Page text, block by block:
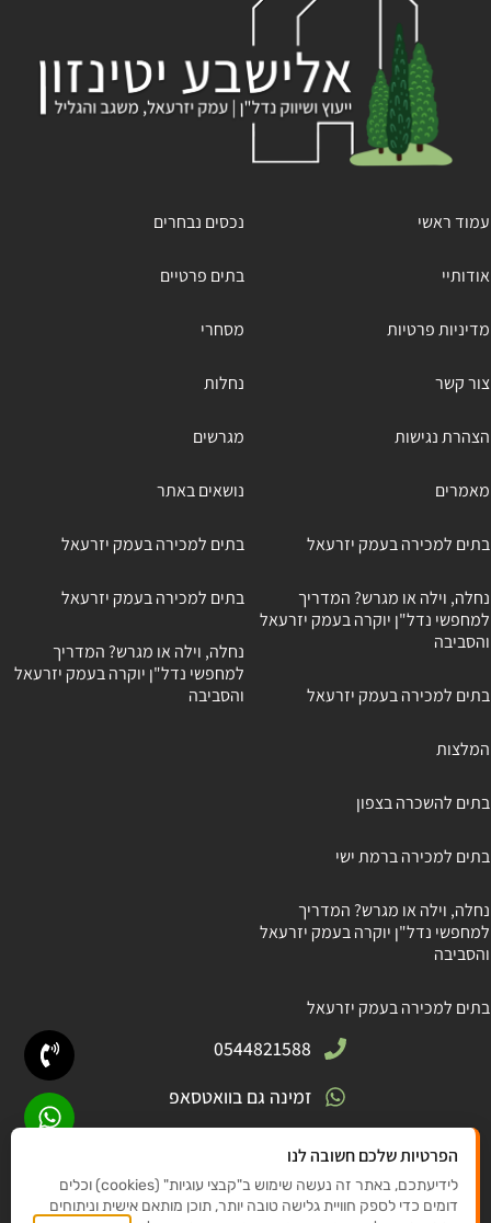
עמוד ראשי
אודותיי
מדיניות פרטיות
צור קשר
הצהרת נגישות
מאמרים
בתים למכירה בעמק יזרעאל
נחלה, וילה או מגרש? המדריך
למחפשי נדל"ן יוקרה בעמק יזרעאל
והסביבה
בתים למכירה בעמק יזרעאל
המלצות
בתים להשכרה בצפון
בתים למכירה ברמת ישי
נחלה, וילה או מגרש? המדריך
למחפשי נדל"ן יוקרה בעמק יזרעאל
והסביבה
בתים למכירה בעמק יזרעאל
נכסים נבחרים
בתים פרטיים
מסחרי
נחלות
מגרשים
נושאים באתר
בתים למכירה בעמק יזרעאל
בתים למכירה בעמק יזרעאל
נחלה, וילה או מגרש? המדריך
למחפשי נדל"ן יוקרה בעמק יזרעאל
והסביבה
0544821588
זמינה גם בוואטסאפ
חניתה 5, גבעת אלה
elishyet@gmail .com
הפרטיות שלכם חשובה לנו
לידיעתכם, באתר זה נעשה שימוש ב"קבצי עוגיות" (cookies) וכלים
דומים כדי לספק חוויית גלישה טובה יותר, תוכן מותאם אישית וניתוחים